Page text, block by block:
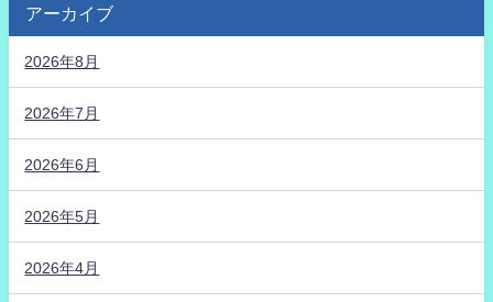
アーカイブ
2026年8月
2026年7月
2026年6月
2026年5月
2026年4月